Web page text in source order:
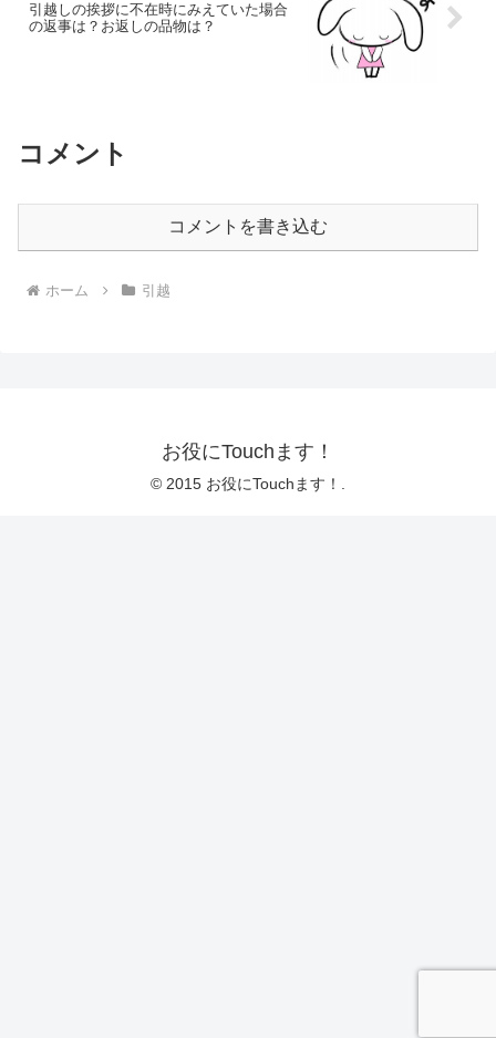
引越しの挨拶に不在時にみえていた場合
の返事は？お返しの品物は？
コメント
コメントを書き込む
ホーム 引越
お役にTouchます！
© 2015 お役にTouchます！.